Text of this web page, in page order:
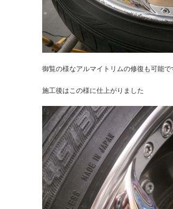
御覧の様なアルマイトリムの修復も可能で
施工後はこの様に仕上がりました